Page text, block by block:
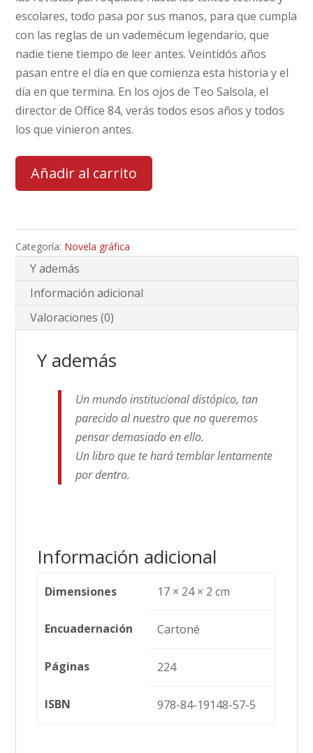
escolares, todo pasa por sus manos, para que cumpla
con las reglas de un vademécum legendario, que
nadie tiene tiempo de leer antes. Veintidós años
pasan entre el día en que comienza esta historia y el
día en que termina. En los ojos de Teo Salsola, el
director de Office 84, verás todos esos años y todos
los que vinieron antes.
Añadir al carrito
Categoría: Novela gráfica
Y además
Información adicional
Valoraciones (0)
Y además
Un mundo institucional distópico, tan
parecido al nuestro que no queremos
pensar demasiado en ello.
Un libro que te hará temblar lentamente
por dentro.
Información adicional
Dimensiones 17 × 24 × 2 cm
Encuadernación Cartoné
Páginas 224
ISBN 978-84-19148-57-5